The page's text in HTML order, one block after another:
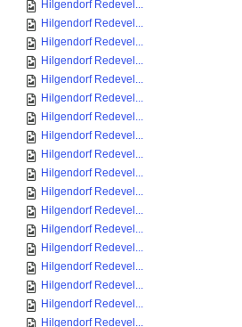
Hilgendorf Redevel...
Hilgendorf Redevel...
Hilgendorf Redevel...
Hilgendorf Redevel...
Hilgendorf Redevel...
Hilgendorf Redevel...
Hilgendorf Redevel...
Hilgendorf Redevel...
Hilgendorf Redevel...
Hilgendorf Redevel...
Hilgendorf Redevel...
Hilgendorf Redevel...
Hilgendorf Redevel...
Hilgendorf Redevel...
Hilgendorf Redevel...
Hilgendorf Redevel...
Hilgendorf Redevel...
Hilgendorf Redevel...